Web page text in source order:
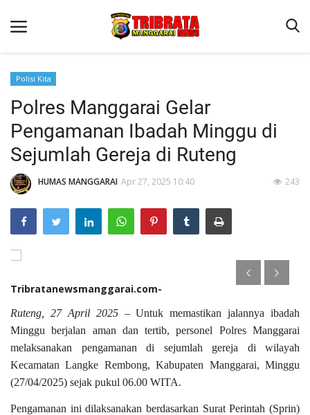
Beranda
Binkam
Kapolres Manggarai Imbau Masyarakat Waspada Cuaca
Kapolres Manggarai Imbau Masyarakat Waspada Cuaca
Reskrim
Lantas
Giat Ops
Polisi Kita
Mitra Polisi
Polisi Kita
Polres Manggarai Gelar
Pengamanan Ibadah Minggu di
Sejumlah Gereja di Ruteng
HUMAS MANGGARAI Apr 27, 2025 10:40 243
Tribratanewsmanggarai.com-
Ruteng, 27 April 2025– Untuk memastikan jalannya ibadah
Minggu berjalan aman dan tertib, personel Polres Manggarai
melaksanakan pengamanan di sejumlah gereja di wilayah
Kecamatan Langke Rembong, Kabupaten Manggarai, Minggu
(27/04/2025) sejak pukul 06.00 WITA.
Pengamanan ini dilaksanakan berdasarkan Surat Perintah (Sprin)